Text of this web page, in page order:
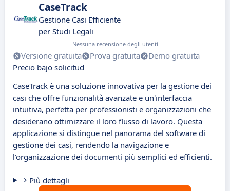
CaseTrack
Gestione Casi Efficiente
per Studi Legali
Nessuna recensione degli utenti
Versione gratuita Prova gratuita
Demo gratuita
Precio bajo solicitud
CaseTrack è una soluzione innovativa per la gestione dei
casi che offre funzionalità avanzate e un'interfaccia
intuitiva, perfetta per professionisti e organizzazioni che
desiderano ottimizzare il loro flusso di lavoro. Questa
applicazione si distingue nel panorama del software di
gestione dei casi, rendendo la navigazione e
l'organizzazione dei documenti più semplici ed efficienti.
Più dettagli